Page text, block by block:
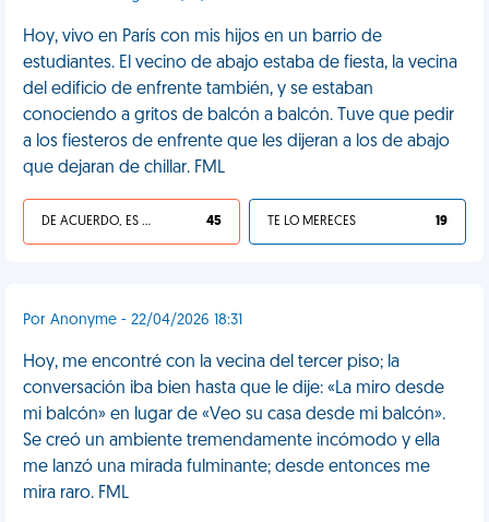
Hoy, vivo en París con mis hijos en un barrio de
estudiantes. El vecino de abajo estaba de fiesta, la vecina
del edificio de enfrente también, y se estaban
conociendo a gritos de balcón a balcón. Tuve que pedir
a los fiesteros de enfrente que les dijeran a los de abajo
que dejaran de chillar. FML
DE ACUERDO, ES UNA VIDA HP 45 TE LO MERECES 19
Por Anonyme - 22/04/2026 18:31
Hoy, me encontré con la vecina del tercer piso; la
conversación iba bien hasta que le dije: «La miro desde
mi balcón» en lugar de «Veo su casa desde mi balcón».
Se creó un ambiente tremendamente incómodo y ella
me lanzó una mirada fulminante; desde entonces me
mira raro. FML